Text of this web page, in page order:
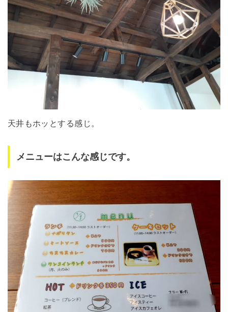
天井もホッとする感じ。
メニューはこんな感じです。